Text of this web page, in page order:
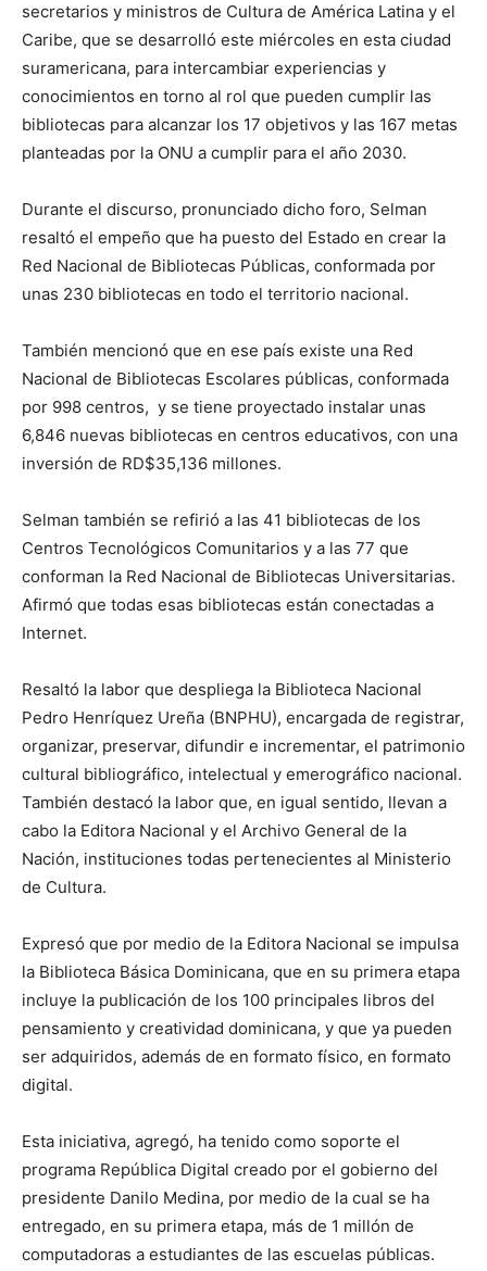
secretarios y ministros de Cultura de América Latina y el
Caribe, que se desarrolló este miércoles en esta ciudad
suramericana, para intercambiar experiencias y
conocimientos en torno al rol que pueden cumplir las
bibliotecas para alcanzar los 17 objetivos y las 167 metas
planteadas por la ONU a cumplir para el año 2030.
Durante el discurso, pronunciado dicho foro, Selman
resaltó el empeño que ha puesto del Estado en crear la
Red Nacional de Bibliotecas Públicas, conformada por
unas 230 bibliotecas en todo el territorio nacional.
También mencionó que en ese país existe una Red
Nacional de Bibliotecas Escolares públicas, conformada
por 998 centros, y se tiene proyectado instalar unas
6,846 nuevas bibliotecas en centros educativos, con una
inversión de RD$35,136 millones.
Selman también se refirió a las 41 bibliotecas de los
Centros Tecnológicos Comunitarios y a las 77 que
conforman la Red Nacional de Bibliotecas Universitarias.
Afirmó que todas esas bibliotecas están conectadas a
Internet.
Resaltó la labor que despliega la Biblioteca Nacional
Pedro Henríquez Ureña (BNPHU), encargada de registrar,
organizar, preservar, difundir e incrementar, el patrimonio
cultural bibliográfico, intelectual y emerográfico nacional.
También destacó la labor que, en igual sentido, llevan a
cabo la Editora Nacional y el Archivo General de la
Nación, instituciones todas pertenecientes al Ministerio
de Cultura.
Expresó que por medio de la Editora Nacional se impulsa
la Biblioteca Básica Dominicana, que en su primera etapa
incluye la publicación de los 100 principales libros del
pensamiento y creatividad dominicana, y que ya pueden
ser adquiridos, además de en formato físico, en formato
digital.
Esta iniciativa, agregó, ha tenido como soporte el
programa República Digital creado por el gobierno del
presidente Danilo Medina, por medio de la cual se ha
entregado, en su primera etapa, más de 1 millón de
computadoras a estudiantes de las escuelas públicas.